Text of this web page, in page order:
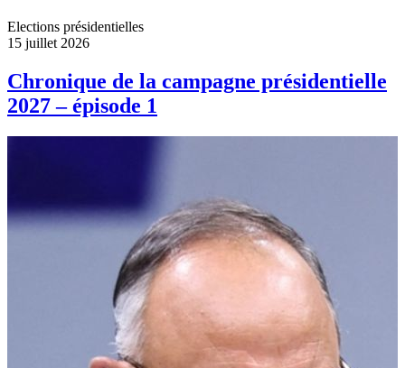
Elections présidentielles
15 juillet 2026
Chronique de la campagne présidentielle
2027 – épisode 1